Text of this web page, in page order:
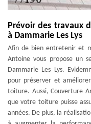
Prévoir des travaux
à Dammarie Les Lys
Afin de bien entretenir et
Antoine vous propose un
Dammarie Les Lys.
pour préserver et
toiture. Aussi, Couverture
que votre toiture puisse
années. De plus, la